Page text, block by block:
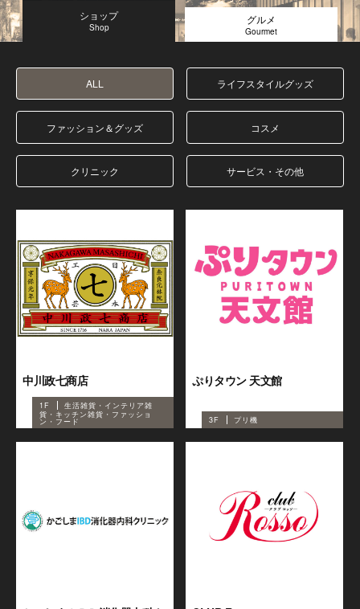
ショップ グルメ
ALL ライフスタイルグッズ
ファッション＆グッズ コスメ
クリニック サービス・その他
1F
生活雑貨・インテリア雑
貨・キッチン雑貨・ファッショ
ン・フード
中川政七商店
3F プリ機
ぷりタウン 天文館